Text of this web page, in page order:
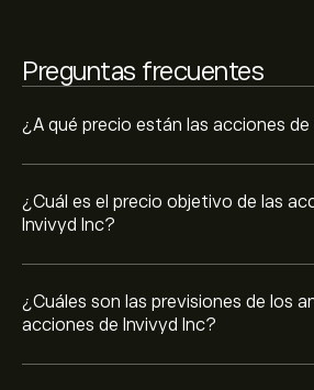
Preguntas frecuentes
¿A qué precio están las acciones de
¿Cuál es el precio objetivo de las
Invivyd Inc?
¿Cuáles son las previsiones de los
acciones de Invivyd Inc?
Compra fuerte.